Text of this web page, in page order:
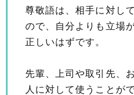
尊敬語は、相手に対し
ので、自分よりも立場
正しいはずです。
先輩、上司や取引先、
人に対して使うことが